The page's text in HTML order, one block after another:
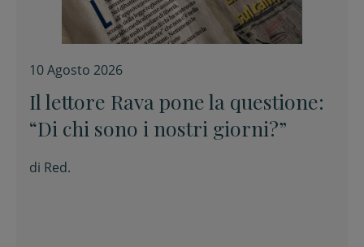
10 Agosto 2026
Il lettore Rava pone la questione:
“Di chi sono i nostri giorni?”
di Red.